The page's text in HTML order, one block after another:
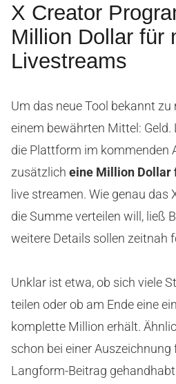
X Creator
Million Dollar für
Livestreams
Um das neue Tool bekannt zu
einem bewährten Mittel:
die Plattform im kommenden
zusätzlich eine Million Dollar
live streamen. Wie genau das
die Summe verteilen will, ließ
weitere Details sollen zeitnah
Unklar ist etwa, ob sich viele
teilen oder ob am Ende eine
komplette Million erhält.
schon bei einer Auszeichnung
Langform-Beitrag